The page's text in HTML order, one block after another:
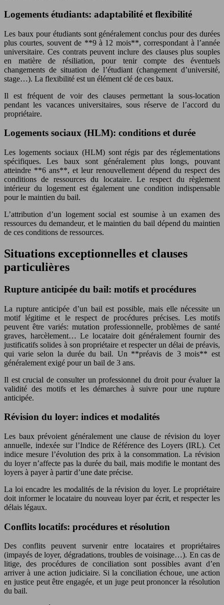
Logements étudiants: adaptabilité et flexibilité
Les baux pour étudiants sont généralement conclus pour des durées
plus courtes, souvent de **9 à 12 mois**, correspondant à l’année
universitaire. Ces contrats peuvent inclure des clauses plus souples
en matière de résiliation, pour tenir compte des éventuels
changements de situation de l’étudiant (changement d’université,
stage…). La flexibilité est un élément clé de ces baux.
Il est fréquent de voir des clauses permettant la sous-location
pendant les vacances universitaires, sous réserve de l’accord du
propriétaire.
Logements sociaux (HLM): conditions et durée
Les logements sociaux (HLM) sont régis par des réglementations
spécifiques. Les baux sont généralement plus longs, pouvant
atteindre **6 ans**, et leur renouvellement dépend du respect des
conditions de ressources du locataire. Le respect du règlement
intérieur du logement est également une condition indispensable
pour le maintien du bail.
L’attribution d’un logement social est soumise à un examen des
ressources du demandeur, et le maintien du bail dépend du maintien
de ces conditions de ressources.
Situations exceptionnelles et clauses
particulières
Rupture anticipée du bail: motifs et procédures
La rupture anticipée d’un bail est possible, mais elle nécessite un
motif légitime et le respect de procédures précises. Les motifs
peuvent être variés: mutation professionnelle, problèmes de santé
graves, harcèlement… Le locataire doit généralement fournir des
justificatifs solides à son propriétaire et respecter un délai de préavis,
qui varie selon la durée du bail. Un **préavis de 3 mois** est
généralement exigé pour un bail de 3 ans.
Il est crucial de consulter un professionnel du droit pour évaluer la
validité des motifs et les démarches à suivre pour une rupture
anticipée.
Révision du loyer: indices et modalités
Les baux prévoient généralement une clause de révision du loyer
annuelle, indexée sur l’Indice de Référence des Loyers (IRL). Cet
indice mesure l’évolution des prix à la consommation. La révision
du loyer n’affecte pas la durée du bail, mais modifie le montant des
loyers à payer à partir d’une date précise.
La loi encadre les modalités de la révision du loyer. Le propriétaire
doit informer le locataire du nouveau loyer par écrit, et respecter les
délais légaux.
Conflits locatifs: procédures et résolution
Des conflits peuvent survenir entre locataires et propriétaires
(impayés de loyer, dégradations, troubles de voisinage…). En cas de
litige, des procédures de conciliation sont possibles avant d’en
arriver à une action judiciaire. Si la conciliation échoue, une action
en justice peut être engagée, et un juge peut prononcer la résolution
du bail.